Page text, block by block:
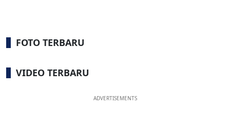
FOTO TERBARU
VIDEO TERBARU
ADVERTISEMENTS